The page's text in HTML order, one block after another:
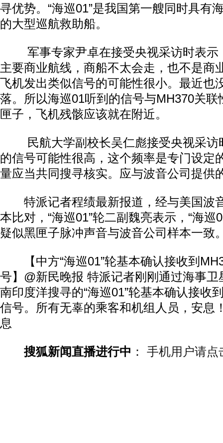
寻优势。“海巡01”是我国第一艘同时具有
的大型巡航救助船。
军事专家尹卓在接受央视采访时表示
主要商业航线，商船不太会走，也不是商
飞机发出类似信号的可能性很小。最近也
落。所以海巡01听到的信号与MH370关联
匣子，飞机残骸应该就在附近。
民航大学副校长吴仁彪接受央视采访
的信号可能性很高，这个频率是专门设定
量应当共同搜寻核实。应与波音公司提供
特派记者程绩最新报道，经与美国波
本比对，“海巡01”轮二副魏亮表示，“海
疑似黑匣子脉冲声音与波音公司样本一致
【中方“海巡01”轮基本确认接收到
号】@新民晚报 特派记者刚刚通过海事
南印度洋搜寻的“海巡01”轮基本确认接收
信号。所有无辜的乘客和机组人员，安息
息
搜狐新闻直播进行中 ： 手机用户请点